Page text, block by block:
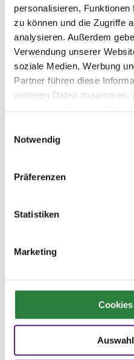
personalisieren,
zu können und die Zugriffe
analysieren. Außerdem
Verwendung unserer
soziale Medien, Werbung
Partner führen diese
weiteren Daten zusammen,
Notwendig
Präferenzen
Statistiken
Marketing
03.07.2021
(
3.
Preisgeld
200,00 €
LKL/Art
3 4 5 LP
03.07.2021
4.
200,00 €
Preisgeld
LKL/Art
04.07.2021
(v)
6.
150,00 €